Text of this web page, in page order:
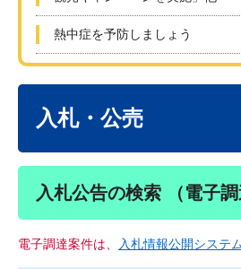
熱中症を予防しましょう
入札・公売
入札公告の検索 （電子調
電子調達案件は、 入札情報公開システ